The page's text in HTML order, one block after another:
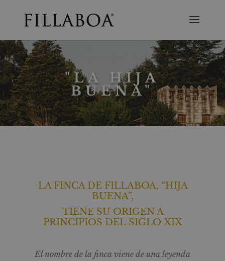
"LA HIJA
BUENA"
LA FINCA DE FILLABOA, “HIJA
BUENA”,
TIENE SU ORIGEN A
PRINCIPIOS DEL SIGLO XIX
El nombre de la finca viene de una leyenda